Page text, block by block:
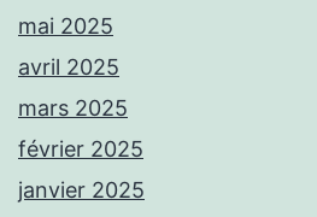
mai 2025
avril 2025
mars 2025
février 2025
janvier 2025